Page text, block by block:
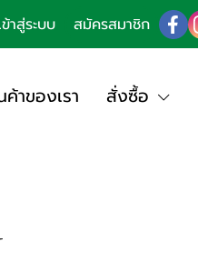
ข้าสู่ระบบ สมัครสมาชิก
าของเรา สั่งซื้อ